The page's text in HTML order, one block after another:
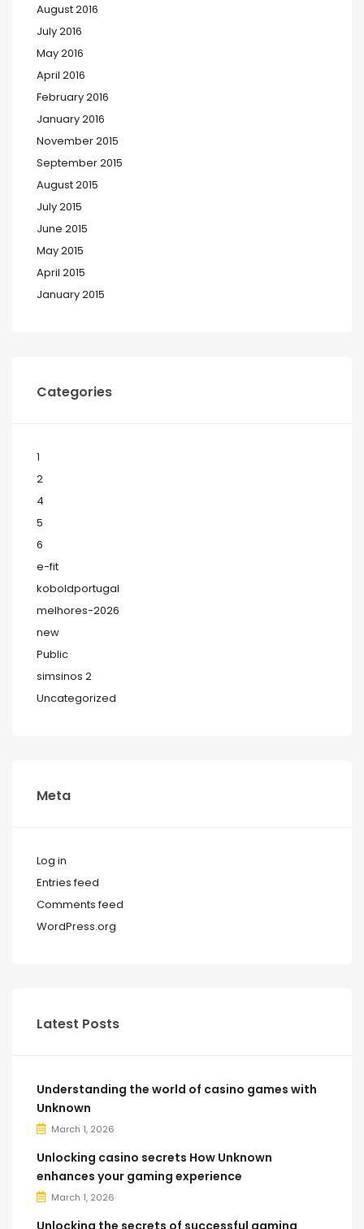
August 2016
July 2016
May 2016
April 2016
February 2016
January 2016
November 2015
September 2015
August 2015
July 2015
June 2015
May 2015
April 2015
January 2015
Categories
1
2
4
5
6
e-fit
koboldportugal
melhores-2026
new
Public
simsinos 2
Uncategorized
Meta
Log in
Entries feed
Comments feed
WordPress.org
Latest Posts
Understanding the world of casino games with
Unknown
March 1, 2026
Unlocking casino secrets How Unknown
enhances your gaming experience
March 1, 2026
Unlocking the secrets of successful gaming